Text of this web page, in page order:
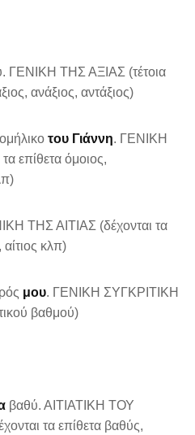
ΓΕΝΙΚΗ ΤΗΣ ΑΞΙΑΣ (τέτοια
ανάξιος, αντάξιος)
του Γιάννη. ΓΕΝΙΚΗ
επίθετα όμοιος,
ΤΗΣ ΑΙΤΙΑΣ (δέχονται τα
κλπ)
μου. ΓΕΝΙΚΗ ΣΥΓΚΡΙΤΙΚΗ
βαθμού)
βαθύ. ΑΙΤΙΑΤΙΚΗ ΤΟΥ
τα επίθετα βαθύς,